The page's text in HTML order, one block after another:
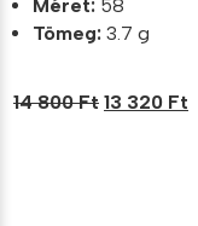
Méret: 58
Tömeg: 3.7 g
14 800Ft Original
13 320 Ft